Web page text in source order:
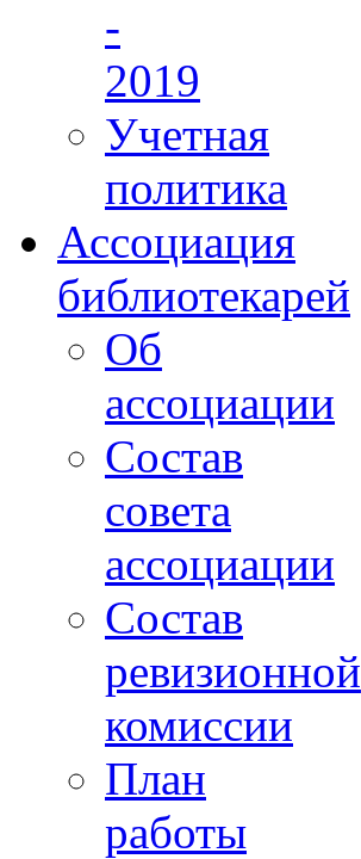
-
2019
Учетная
политика
Ассоциация
библиотекарей
Об
ассоциации
Состав
совета
ассоциации
Состав
ревизионной
комиссии
План
работы